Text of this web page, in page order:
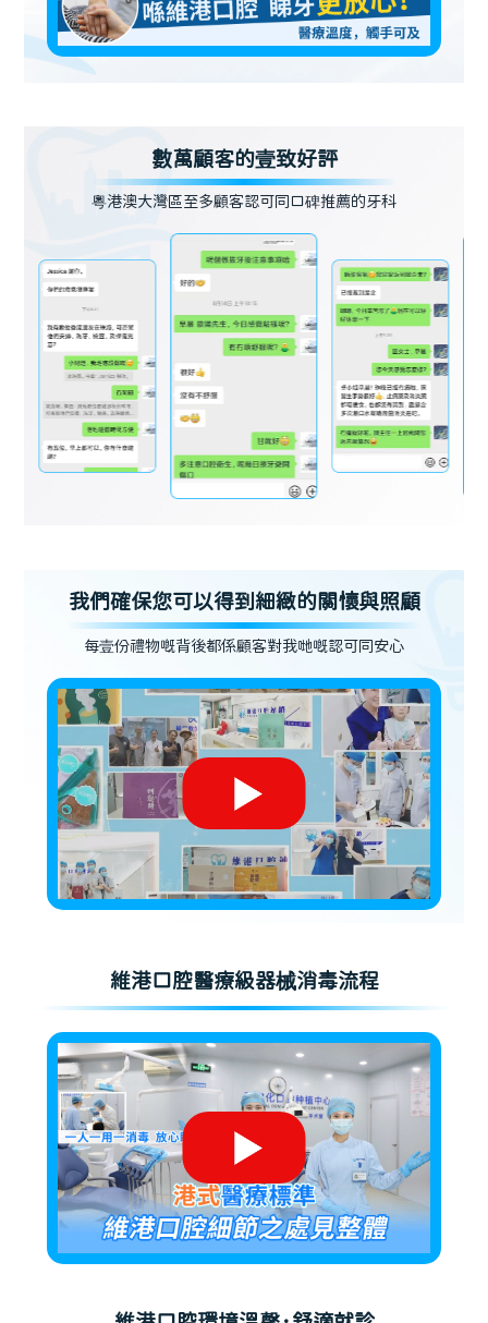
數萬顧客的壹致好評
粵港澳大灣區至多顧客認可同口碑推薦的牙科
我們確保您可以得到細緻的關懷與照顧
每壹份禮物嘅背後都係顧客對我哋嘅認可同安心
維港口腔醫療級器械消毒流程